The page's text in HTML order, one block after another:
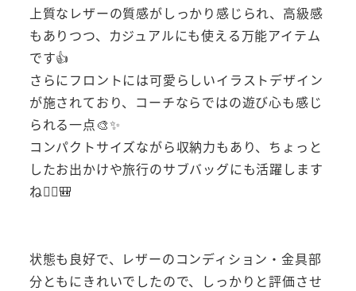
上質なレザーの質感がしっかり感じられ、高級感
もありつつ、カジュアルにも使える万能アイテム
です👍
さらにフロントには可愛らしいイラストデザイン
が施されており、コーチならではの遊び心も感じ
られる一点🎨✨
コンパクトサイズながら収納力もあり、ちょっと
したお出かけや旅行のサブバッグにも活躍します
ね🚶‍♂️🎒
状態も良好で、レザーのコンディション・金具部
分ともにきれいでしたので、しっかりと評価させ